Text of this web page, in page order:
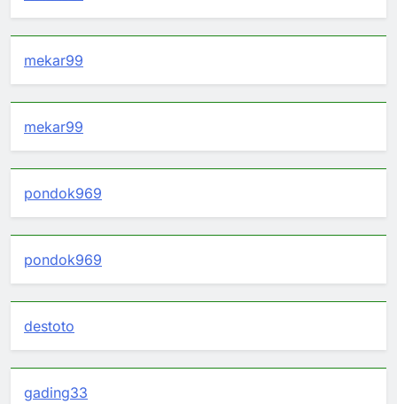
mekar99
mekar99
pondok969
pondok969
destoto
gading33